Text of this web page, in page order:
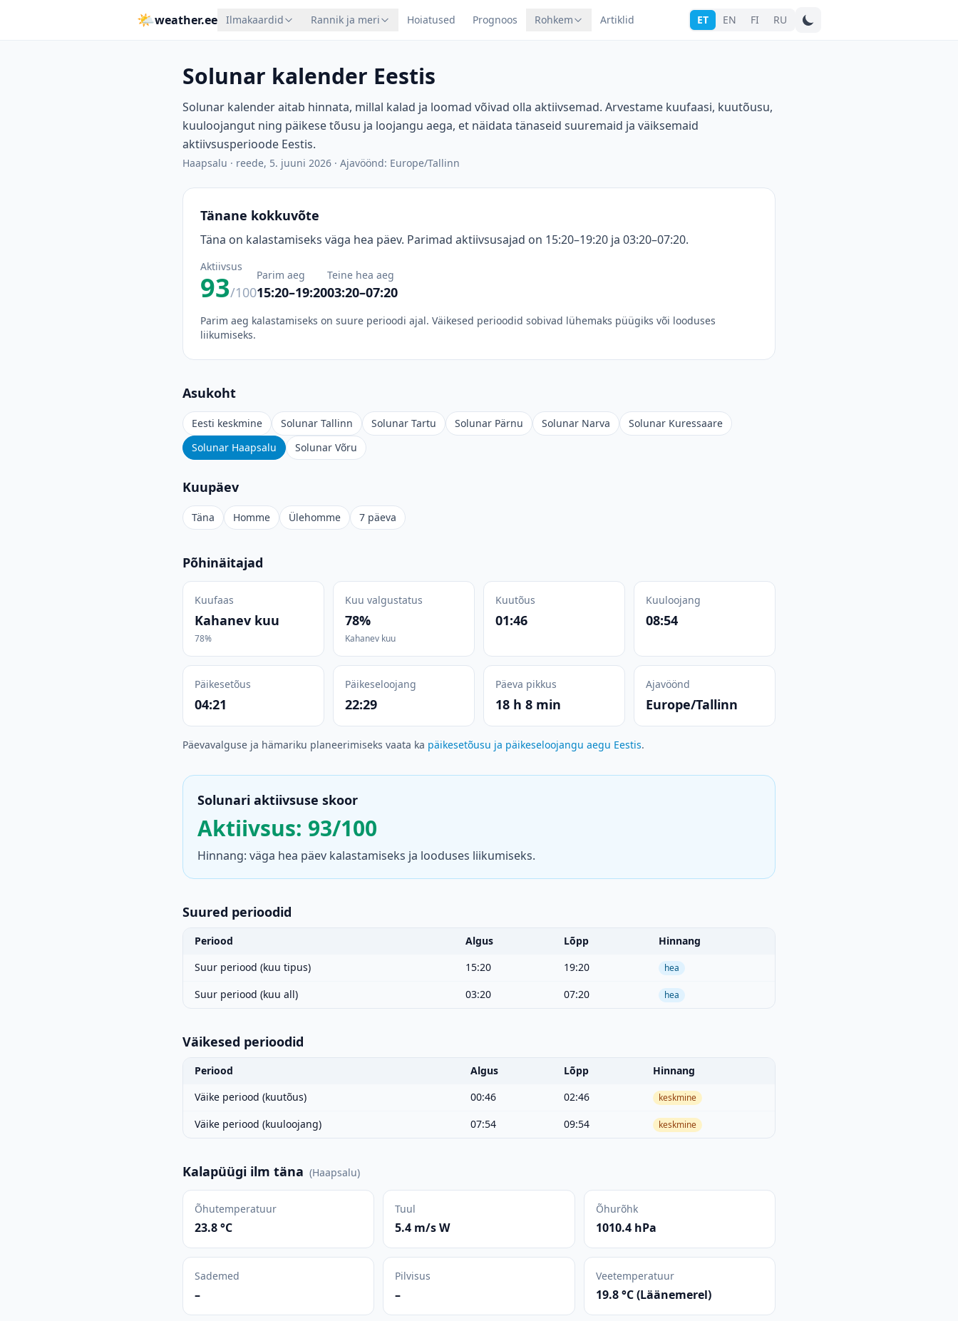
🌤weather.ee Ilmakaardid Rannik ja meri Hoiatused Prognoos Rohkem Artiklid Otsi linna
ET EN FI RU
Solunar kalender Eestis
Solunar kalender aitab hinnata, millal kalad ja loomad võivad olla aktiivsemad. Arvestame kuufaasi, kuutõusu,
kuuloojangut ning päikese tõusu ja loojangu aega, et näidata tänaseid suuremaid ja väiksemaid
aktiivsusperioode Eestis.
Haapsalu · reede, 5. juuni 2026 · Ajavöönd: Europe/Tallinn
Tänane kokkuvõte
Täna on kalastamiseks väga hea päev. Parimad aktiivsusajad on 15:20–19:20 ja 03:20–07:20.
Aktiivsus
93/100
Parim aeg
15:20–19:20
Teine hea aeg
03:20–07:20
Parim aeg kalastamiseks on suure perioodi ajal. Väikesed perioodid sobivad lühemaks püügiks või looduses
liikumiseks.
Asukoht
Eesti keskmine Solunar Tallinn Solunar Tartu Solunar Pärnu Solunar Narva
Solunar Kuressaare
Solunar Haapsalu
Solunar Võru
Kuupäev
Täna Homme Ülehomme 7 päeva
Põhinäitajad
Kuufaas
Kahanev kuu
78%
Kuu valgustatus
78%
Kahanev kuu
Kuutõus
01:46
Kuuloojang
08:54
Päikesetõus
04:21
Päikeseloojang
22:29
Päeva pikkus
18 h 8 min
Ajavöönd
Europe/Tallinn
Päevavalguse ja hämariku planeerimiseks vaata ka päikesetõusu ja päikeseloojangu aegu Eestis.
Solunari aktiivsuse skoor
Aktiivsus: 93/100
Hinnang: väga hea päev kalastamiseks ja looduses liikumiseks.
Suured perioodid
Periood Algus Lõpp
Hinnang
Suur periood (kuu tipus)
15:20 19:20 hea
Suur periood (kuu all) 03:20 07:20 hea
Väikesed perioodid
Periood Algus Lõpp
Hinnang
Väike periood (kuutõus)
00:46 02:46 keskmine
Väike periood (kuuloojang) 07:54 09:54 keskmine
Kalapüügi ilm täna (Haapsalu)
Õhutemperatuur
23.8 °C
Tuul
5.4 m/s W
Õhurõhk
1010.4 hPa
Sademed
–
Pilvisus
–
Veetemperatuur
19.8 °C (Läänemerel)